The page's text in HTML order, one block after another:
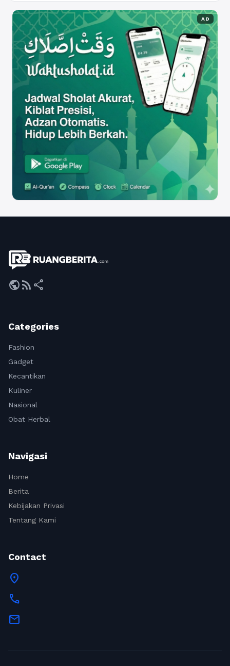
AD
publicrss_feed share
Categories
Fashion
Gadget
Kecantikan
Kuliner
Nasional
Obat Herbal
Navigasi
Home
Berita
Kebijakan Privasi
Tentang Kami
Contact
location_on
call
mail